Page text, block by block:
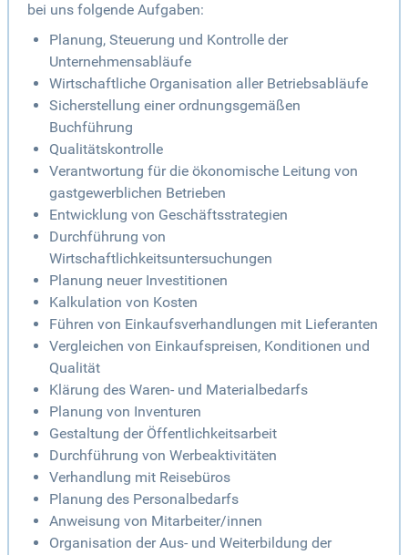
bei uns folgende Aufgaben:
Planung, Steuerung und Kontrolle der
Unternehmensabläufe
Wirtschaftliche Organisation aller Betriebsabläufe
Sicherstellung einer ordnungsgemäßen
Buchführung
Qualitätskontrolle
Verantwortung für die ökonomische Leitung von
gastgewerblichen Betrieben
Entwicklung von Geschäftsstrategien
Durchführung von
Wirtschaftlichkeitsuntersuchungen
Planung neuer Investitionen
Kalkulation von Kosten
Führen von Einkaufsverhandlungen mit Lieferanten
Vergleichen von Einkaufspreisen, Konditionen und
Qualität
Klärung des Waren- und Materialbedarfs
Planung von Inventuren
Gestaltung der Öffentlichkeitsarbeit
Durchführung von Werbeaktivitäten
Verhandlung mit Reisebüros
Planung des Personalbedarfs
Anweisung von Mitarbeiter/innen
Organisation der Aus- und Weiterbildung der